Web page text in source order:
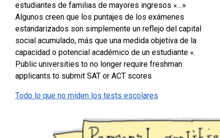
estudiantes de familias de mayores ingresos «…»
Algunos creen que los puntajes de los exámenes
estandarizados son simplemente un reflejo del capital
social acumulado, más que una medida objetiva de la
capacidad o potencial académico de un estudiante «.
Public universities to no longer require freshman
applicants to submit SAT or ACT scores
Todo lo que no miden los tests escolares